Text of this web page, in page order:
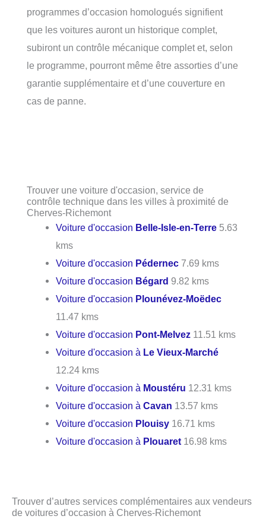
programmes d’occasion homologués signifient
que les voitures auront un historique complet,
subiront un contrôle mécanique complet et, selon
le programme, pourront même être assorties d’une
garantie supplémentaire et d’une couverture en
cas de panne.
Trouver une voiture d'occasion, service de
contrôle technique dans les villes à proximité de
Cherves-Richemont
Voiture d'occasion Belle-Isle-en-Terre 5.63
kms
Voiture d'occasion Pédernec 7.69 kms
Voiture d'occasion Bégard 9.82 kms
Voiture d'occasion Plounévez-Moëdec
11.47 kms
Voiture d'occasion Pont-Melvez 11.51 kms
Voiture d'occasion à Le Vieux-Marché
12.24 kms
Voiture d'occasion à Moustéru 12.31 kms
Voiture d'occasion àCavan 13.57 kms
Voiture d'occasion Plouisy 16.71 kms
Voiture d'occasion à Plouaret 16.98 kms
Trouver d’autres services complémentaires aux vendeurs
de voitures d’occasion à Cherves-Richemont